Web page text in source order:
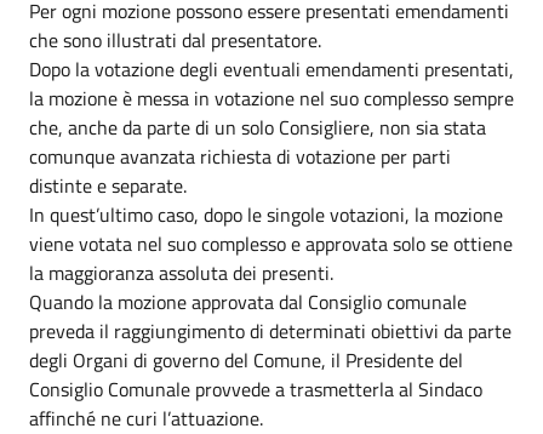
Per ogni mozione possono essere presentati emendamenti
che sono illustrati dal presentatore.
Dopo la votazione degli eventuali emendamenti presentati,
la mozione è messa in votazione nel suo complesso sempre
che, anche da parte di un solo Consigliere, non sia stata
comunque avanzata richiesta di votazione per parti
distinte e separate.
In quest’ultimo caso, dopo le singole votazioni, la mozione
viene votata nel suo complesso e approvata solo se ottiene
la maggioranza assoluta dei presenti.
Quando la mozione approvata dal Consiglio comunale
preveda il raggiungimento di determinati obiettivi da parte
degli Organi di governo del Comune, il Presidente del
Consiglio Comunale provvede a trasmetterla al Sindaco
affinché ne curi l’attuazione.